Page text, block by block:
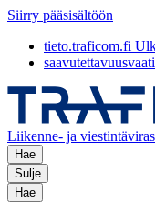
Siirry pääsisältöön
tieto.traficom.fi
Liikenne- ja
Hae
Sulje
Hae